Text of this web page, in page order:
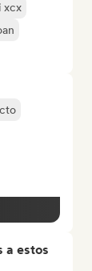
xcx
a estos